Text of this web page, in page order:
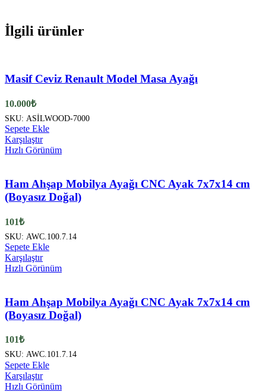
İlgili ürünler
Masif Ceviz Renault Model Masa Ayağı
10.000₺
SKU: ASİLWOOD-7000
Sepete Ekle
Karşılaştır
Hızlı Görünüm
Ham Ahşap Mobilya Ayağı CNC Ayak 7x7x14 cm
(Boyasız Doğal)
101₺
SKU: AWC.100.7.14
Sepete Ekle
Karşılaştır
Hızlı Görünüm
Ham Ahşap Mobilya Ayağı CNC Ayak 7x7x14 cm
(Boyasız Doğal)
101₺
SKU: AWC.101.7.14
Sepete Ekle
Karşılaştır
Hızlı Görünüm